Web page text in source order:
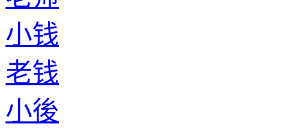
小钱
老钱
小後